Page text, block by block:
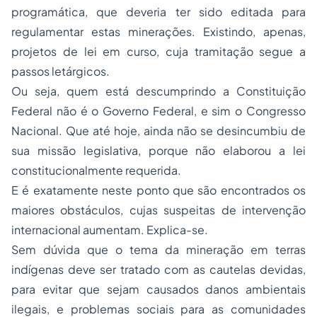
programática, que deveria ter sido editada para
regulamentar estas minerações. Existindo, apenas,
projetos de lei em curso, cuja tramitação segue a
passos letárgicos.
Ou seja, quem está descumprindo a Constituição
Federal não é o Governo Federal, e sim o Congresso
Nacional. Que até hoje, ainda não se desincumbiu de
sua missão legislativa, porque não elaborou a lei
constitucionalmente requerida.
E é exatamente neste ponto que são encontrados os
maiores obstáculos, cujas suspeitas de intervenção
internacional aumentam. Explica-se.
Sem dúvida que o tema da mineração em terras
indígenas deve ser tratado com as cautelas devidas,
para evitar que sejam causados danos ambientais
ilegais, e problemas sociais para as comunidades